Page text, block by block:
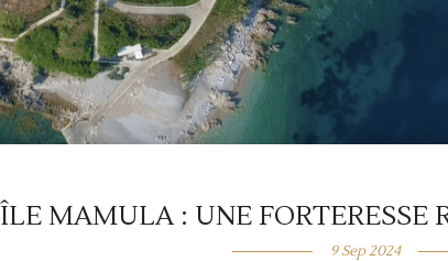
ÎLE MAMULA : UNE FORTERESSE
9 Sep 2024